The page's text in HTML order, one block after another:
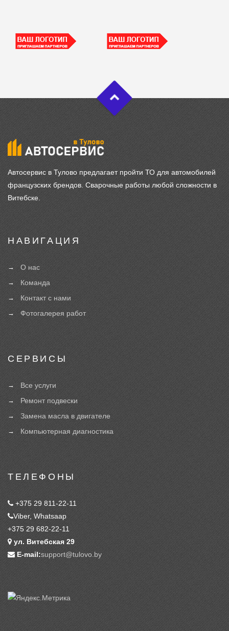
Автосервис в Тулово предлагает пройти ТО для автомобилей
французских брендов. Сварочные работы любой сложности в
Витебске.
НАВИГАЦИЯ
О нас
Команда
Контакт с нами
Фотогалерея работ
СЕРВИСЫ
Все услуги
Ремонт подвески
Замена масла в двигателе
Компьютерная диагностика
ТЕЛЕФОНЫ
+375 29 811-22-11
Viber, Whatsaap
+375 29 682-22-11
ул. Витебская 29
E-mail:support@tulovo.by